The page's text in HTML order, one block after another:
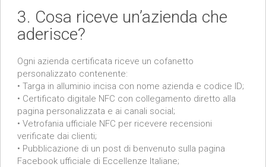
3. Cosa riceve un’azienda che
aderisce?
Ogni azienda certificata riceve un cofanetto
personalizzato contenente:
• Targa in alluminio incisa con nome azienda e codice ID;
• Certificato digitale NFC con collegamento diretto alla
pagina personalizzata e ai canali social;
• Vetrofania ufficiale NFC per ricevere recensioni
verificate dai clienti;
• Pubblicazione di un post di benvenuto sulla pagina
Facebook ufficiale di Eccellenze Italiane;